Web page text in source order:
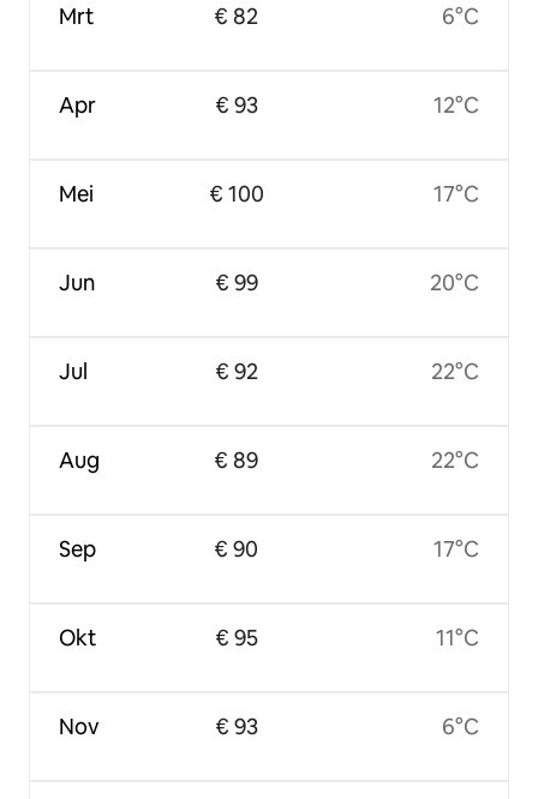
Mrt
Apr
Mei
Jun
Jul
Aug
Sep
Okt
Nov
€ 82
€ 93
€ 100
€ 99
€ 92
€ 89
€ 90
€ 95
€ 93
6°C
12°C
17°C
20°C
22°C
22°C
17°C
11°C
6°C